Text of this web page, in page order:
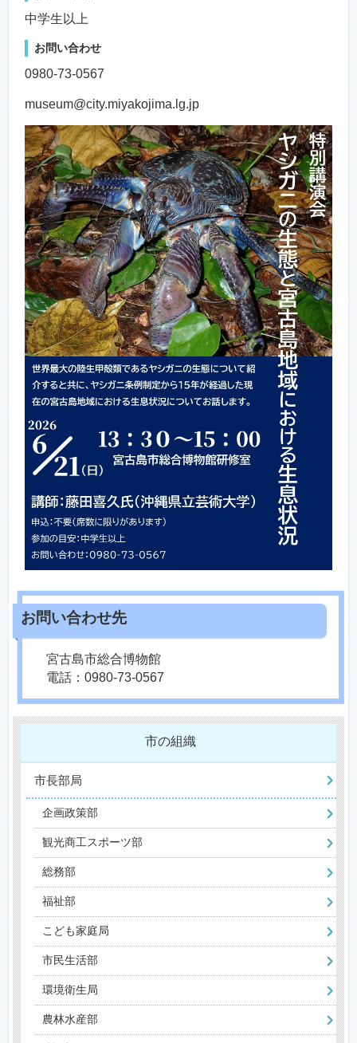
中学生以上
お問い合わせ
0980-73-0567
museum@city.miyakojima.lg.jp
宮古島市総合博物館
電話：0980-73-0567
市の組織
市長部局
企画政策部
観光商工スポーツ部
総務部
福祉部
こども家庭局
市民生活部
環境衛生局
農林水産部